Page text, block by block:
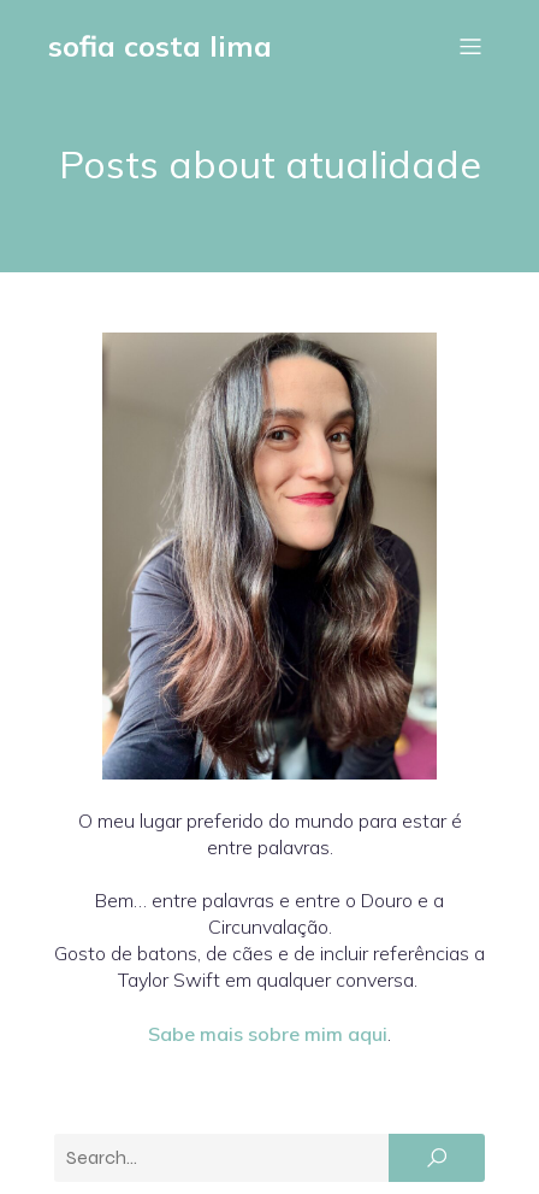
sofia costa lima
Posts about atualidade
O meu lugar preferido do mundo para estar é
entre palavras.
Bem… entre palavras e entre o Douro e a
Circunvalação.
Gosto de batons, de cães e de incluir referências a
Taylor Swift em qualquer conversa.
Sabe mais sobre mim aqui